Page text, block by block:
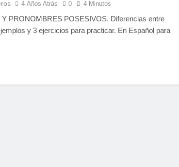
4 Años Atrás 0 4 Minutos
PRONOMBRES POSESIVOS. Diferencias entre
y 3 ejercicios para practicar. En Español para